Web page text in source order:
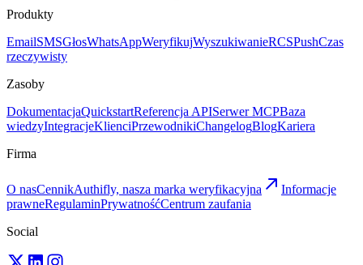
Produkty
EmailSMSGłosWhatsAppWeryfikujWyszukiwanieRCSPushCzas
rzeczywisty
Zasoby
DokumentacjaQuickstartReferencja APISerwer MCPBaza
wiedzyIntegracjeKlienciPrzewodnikiChangelogBlogKariera
Firma
O nasCennikAuthifly, nasza marka weryfikacyjna
Informacje
prawneRegulaminPrywatnośćCentrum zaufania
Social